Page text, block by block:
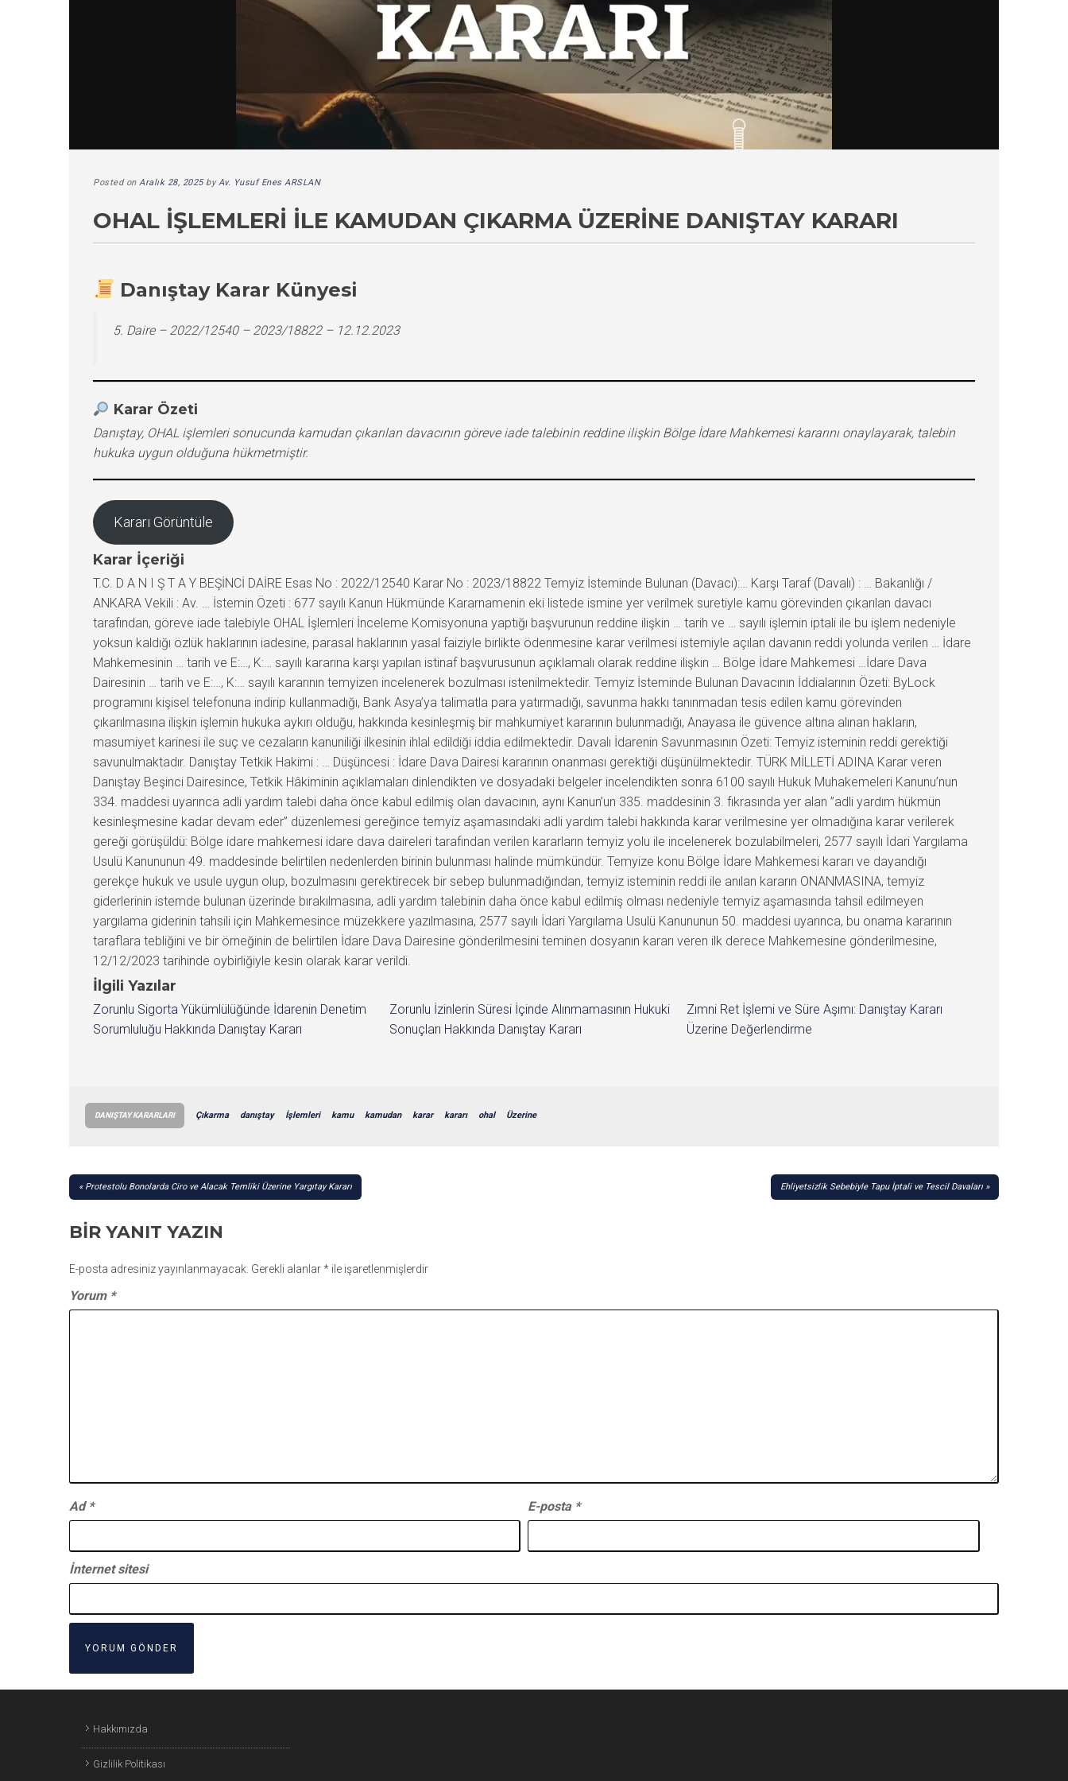
Posted on Aralık 28, 2025byAv. Yusuf Enes ARSLAN
OHAL İŞLEMLERI ILE KAMUDAN ÇIKARMA ÜZERINE DANIŞTAY KARARI
Danıştay Karar Künyesi
5. Daire – 2022/12540 – 2023/18822 – 12.12.2023
Karar Özeti
Danıştay, OHAL işlemleri sonucunda kamudan çıkarılan davacının göreve iade talebinin reddine ilişkin Bölge İdare Mahkemesi kararını onaylayarak, talebin
hukuka uygun olduğuna hükmetmiştir.
Kararı Görüntüle
Karar İçeriği
T.C. D A N I Ş T A Y BEŞİNCİ DAİRE Esas No : 2022/12540 Karar No : 2023/18822 Temyiz İsteminde Bulunan (Davacı):… Karşı Taraf (Davalı) : … Bakanlığı /
ANKARA Vekili : Av. … İstemin Özeti : 677 sayılı Kanun Hükmünde Kararnamenin eki listede ismine yer verilmek suretiyle kamu görevinden çıkarılan davacı
tarafından, göreve iade talebiyle OHAL İşlemleri İnceleme Komisyonuna yaptığı başvurunun reddine ilişkin … tarih ve … sayılı işlemin iptali ile bu işlem nedeniyle
yoksun kaldığı özlük haklarının iadesine, parasal haklarının yasal faiziyle birlikte ödenmesine karar verilmesi istemiyle açılan davanın reddi yolunda verilen … İdare
Mahkemesinin … tarih ve E:…, K:… sayılı kararına karşı yapılan istinaf başvurusunun açıklamalı olarak reddine ilişkin … Bölge İdare Mahkemesi …İdare Dava
Dairesinin … tarih ve E:…, K:… sayılı kararının temyizen incelenerek bozulması istenilmektedir. Temyiz İsteminde Bulunan Davacının İddialarının Özeti: ByLock
programını kişisel telefonuna indirip kullanmadığı, Bank Asya’ya talimatla para yatırmadığı, savunma hakkı tanınmadan tesis edilen kamu görevinden
çıkarılmasına ilişkin işlemin hukuka aykırı olduğu, hakkında kesinleşmiş bir mahkumiyet kararının bulunmadığı, Anayasa ile güvence altına alınan hakların,
masumiyet karinesi ile suç ve cezaların kanuniliği ilkesinin ihlal edildiği iddia edilmektedir. Davalı İdarenin Savunmasının Özeti: Temyiz isteminin reddi gerektiği
savunulmaktadır. Danıştay Tetkik Hakimi : … Düşüncesi : İdare Dava Dairesi kararının onanması gerektiği düşünülmektedir. TÜRK MİLLETİ ADINA Karar veren
Danıştay Beşinci Dairesince, Tetkik Hâkiminin açıklamaları dinlendikten ve dosyadaki belgeler incelendikten sonra 6100 sayılı Hukuk Muhakemeleri Kanunu’nun
334. maddesi uyarınca adli yardım talebi daha önce kabul edilmiş olan davacının, aynı Kanun’un 335. maddesinin 3. fıkrasında yer alan ”adli yardım hükmün
kesinleşmesine kadar devam eder” düzenlemesi gereğince temyiz aşamasındaki adli yardım talebi hakkında karar verilmesine yer olmadığına karar verilerek
gereği görüşüldü: Bölge idare mahkemesi idare dava daireleri tarafından verilen kararların temyiz yolu ile incelenerek bozulabilmeleri, 2577 sayılı İdari Yargılama
Usulü Kanununun 49. maddesinde belirtilen nedenlerden birinin bulunması halinde mümkündür. Temyize konu Bölge İdare Mahkemesi kararı ve dayandığı
gerekçe hukuk ve usule uygun olup, bozulmasını gerektirecek bir sebep bulunmadığından, temyiz isteminin reddi ile anılan kararın ONANMASINA, temyiz
giderlerinin istemde bulunan üzerinde bırakılmasına, adli yardım talebinin daha önce kabul edilmiş olması nedeniyle temyiz aşamasında tahsil edilmeyen
yargılama giderinin tahsili için Mahkemesince müzekkere yazılmasına, 2577 sayılı İdari Yargılama Usulü Kanununun 50. maddesi uyarınca, bu onama kararının
taraflara tebliğini ve bir örneğinin de belirtilen İdare Dava Dairesine gönderilmesini teminen dosyanın kararı veren ilk derece Mahkemesine gönderilmesine,
12/12/2023 tarihinde oybirliğiyle kesin olarak karar verildi.
İlgili Yazılar
Zorunlu Sigorta Yükümlülüğünde İdarenin Denetim
Sorumluluğu Hakkında Danıştay Kararı
Zorunlu İzinlerin Süresi İçinde Alınmamasının Hukuki
Sonuçları Hakkında Danıştay Kararı
Zımni Ret İşlemi ve Süre Aşımı: Danıştay Kararı
Üzerine Değerlendirme
DANIŞTAY KARARLARI Çıkarma danıştay İşlemleri kamu kamudan karar kararı ohal Üzerine
YAZI
Protestolu Bonolarda Ciro ve Alacak Temliki Üzerine Yargıtay Kararı Ehliyetsizlik Sebebiyle Tapu İptali ve Tescil Davaları
BIR YANIT YAZIN
E-posta adresiniz yayınlanmayacak. Gerekli alanlar* ile işaretlenmişlerdir
Yorum *
Ad * E-posta *
İnternet sitesi
Hakkımızda
Gizlilik Politikası